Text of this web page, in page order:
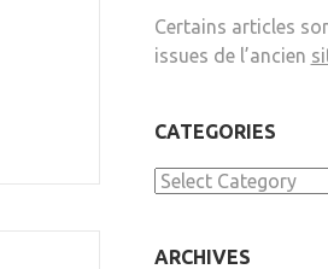
Certains articles
issues de l’ancien
CATEGORIES
Categories
ARCHIVES